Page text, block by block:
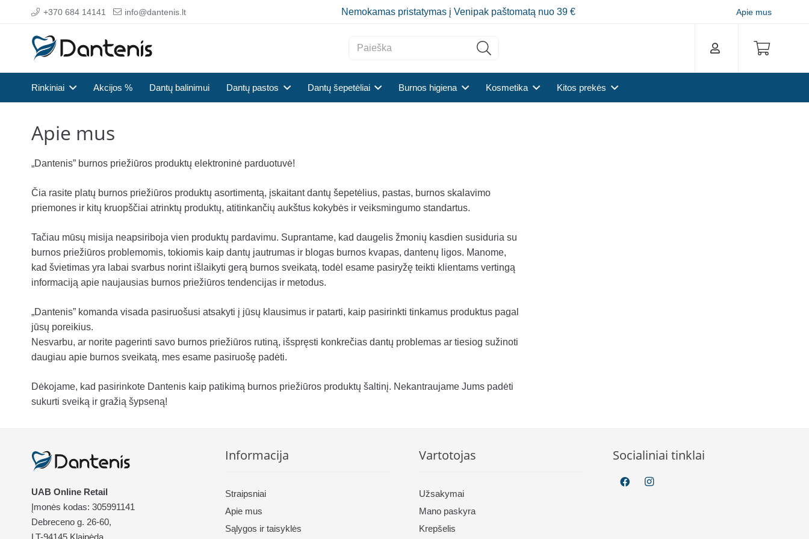
+370 684 14141 info@dantenis.lt Nemokamas pristatymas į Venipak paštomatą nuo 39 € Apie mus
Rinkiniai Akcijos % Dantų balinimui Dantų pastos Dantų šepetėliai Burnos higiena Kosmetika Kitos prekės
Apie mus
„Dantenis” burnos priežiūros produktų elektroninė parduotuvė!
Čia rasite platų burnos priežiūros produktų asortimentą, įskaitant dantų šepetėlius, pastas, burnos skalavimo
priemones ir kitų kruopščiai atrinktų produktų, atitinkančių aukštus kokybės ir veiksmingumo standartus.
Tačiau mūsų misija neapsiriboja vien produktų pardavimu. Suprantame, kad daugelis žmonių kasdien susiduria su
burnos priežiūros problemomis, tokiomis kaip dantų jautrumas ir blogas burnos kvapas, dantenų ligos. Manome,
kad švietimas yra labai svarbus norint išlaikyti gerą burnos sveikatą, todėl esame pasiryžę teikti klientams vertingą
informaciją apie naujausias burnos priežiūros tendencijas ir metodus.
„Dantenis” komanda visada pasiruošusi atsakyti į jūsų klausimus ir patarti, kaip pasirinkti tinkamus produktus pagal
jūsų poreikius.
Nesvarbu, ar norite pagerinti savo burnos priežiūros rutiną, išspręsti konkrečias dantų problemas ar tiesiog sužinoti
daugiau apie burnos sveikatą, mes esame pasiruošę padėti.
Dėkojame, kad pasirinkote Dantenis kaip patikimą burnos priežiūros produktų šaltinį. Nekantraujame Jums padėti
sukurti sveiką ir gražią šypseną!
UAB Online Retail
Įmonės kodas: 305991141
Debreceno g. 26-60,
Informacija
Straipsniai
Apie mus
Sąlygos ir taisyklės
Vartotojas
Užsakymai
Mano paskyra
Krepšelis
Socialiniai tinklai